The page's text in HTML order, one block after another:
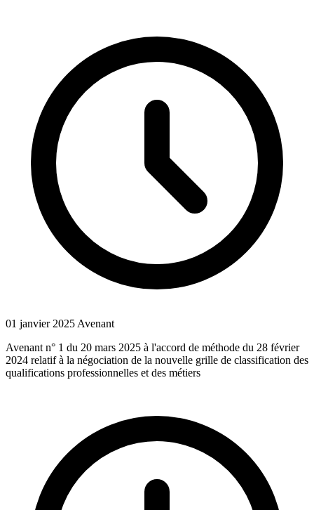
01 janvier 2025 Avenant
Avenant n° 1 du 20 mars 2025 à l'accord de méthode du 28 février
2024 relatif à la négociation de la nouvelle grille de classification des
qualifications professionnelles et des métiers